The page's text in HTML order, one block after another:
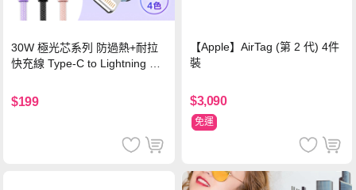
30W 極光芯系列 防過熱+耐拉
快充線 Type-C to Lightning 傳
$199
【Apple】AirTag (第 2 代) 4件
裝
$3,090
免運